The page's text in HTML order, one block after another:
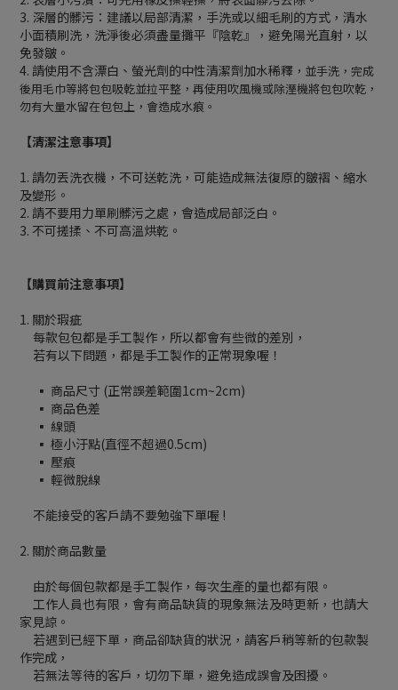
3. 深層的髒污：建議以局部清潔，手洗或以細毛刷的方式，清水
小面積刷洗，洗淨後必須盡量攤平『陰乾』，避免陽光直射，以
免發皺。
4. 請使用不含漂白、螢光劑的中性清潔劑加水稀釋 ，並手洗，完成
後用毛巾等將包包吸乾並拉平整，再使用吹風機或除溼機將包包吹乾，
勿有大量水留在包包上，會造成水痕。
【清潔注意事項】
1. 請勿丟洗衣機，不可送乾洗，可能造成無法復原的皺褶、縮水
及變形。
2. 請不要用力單刷髒污之處，會造成局部泛白。
3. 不可搓揉、不可高溫烘乾。
【購買前注意事項】
1. 關於瑕疵
每款包包都是手工製作，所以都會有些微的差別，
若有以下問題，都是手工製作的正常現象喔！
▪ 商品尺寸 (正常誤差範圍1cm~2cm)
▪ 商品色差
▪ 線頭
▪ 極小汙點(直徑不超過0.5cm)
▪ 壓痕
▪ 輕微脫線
不能接受的客戶請不要勉強下單喔 !
2. 關於商品數量
由於每個包款都是手工製作，每次生產的量也都有限。
工作人員也有限，會有商品缺貨的現象無法及時更新，也請大
家見諒。
若遇到已經下單，商品卻缺貨的狀況，請客戶稍等新的包款製
作完成，
若無法等待的客戶，切勿下單，避免造成誤會及困擾。